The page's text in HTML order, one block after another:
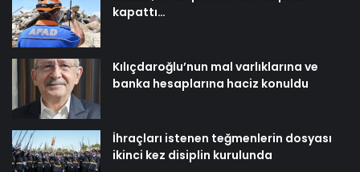
kapattı…
Kılıçdaroğlu’nun mal varlıklarına ve
banka hesaplarına haciz konuldu
İhraçları istenen teğmenlerin dosyası
ikinci kez disiplin kurulunda